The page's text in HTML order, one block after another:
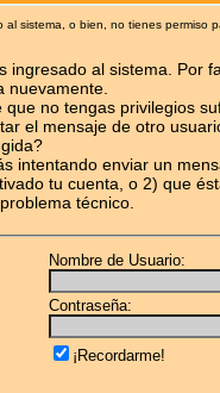
al sistema, o bien, no tienes permiso
ingresado al sistema. Por
nuevamente.
que no tengas privilegios
el mensaje de otro
intentando enviar un
tu cuenta, o 2) que
técnico.
Nombre de Usuario:
Contraseña:
¡Recordarme!